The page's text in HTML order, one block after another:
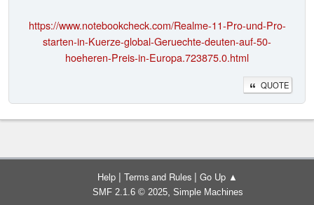
https://www.notebookcheck.com/Realme-11-Pro-und-Pro-
starten-in-Kuerze-global-Geruechte-deuten-auf-50-
hoeheren-Preis-in-Europa.723875.0.html
QUOTE
Help | Terms and Rules | Go Up ▲
SMF 2.1.6 © 2025, Simple Machines